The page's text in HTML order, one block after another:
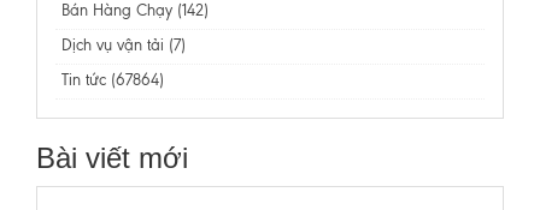
Bán Hàng Chạy (142)
Dịch vụ vận tải (7)
Tin tức (67864)
Bài viết mới